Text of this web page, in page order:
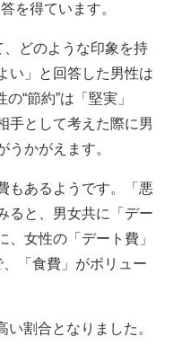
を得ています。
どのような印象を持
い」と回答した男性は
“節約”は「堅実」
手として考えた際に男
かがえます。
もあるようです。「悪
ると、男女共に「デー
、女性の「デート費」
「食費」がボリュー
割合となりました。